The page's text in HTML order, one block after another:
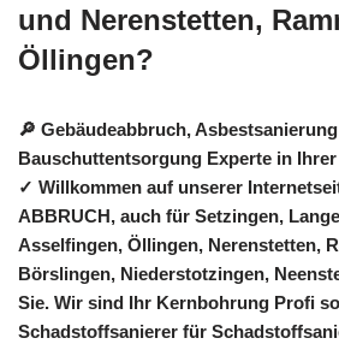
und Nerenstetten,
Öllingen?
🔎 Gebäudeabbruch,
Bauschuttentsorgung Experte in
✓ Willkommen auf unserer
ABBRUCH, auch für Setzingen,
Asselfingen, Öllingen, Nerenstetten,
Börslingen, Niederstotzingen,
Sie. Wir sind Ihr Kernbohrung Profi
Schadstoffsanierer für